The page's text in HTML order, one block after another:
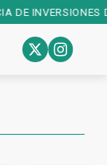
DE INVERSIONES